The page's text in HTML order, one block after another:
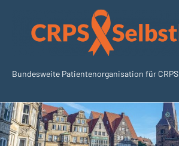
springen
SudeckSelbsthilfe.org
Bundesweite Patientenorganisation für CRPS